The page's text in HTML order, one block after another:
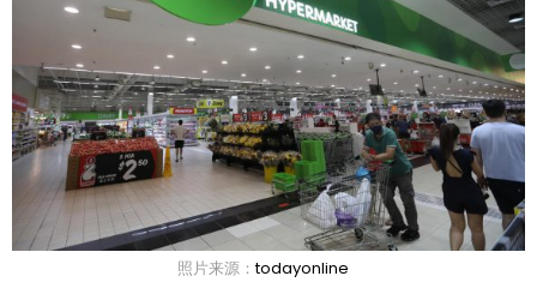
照片来源：todayonline